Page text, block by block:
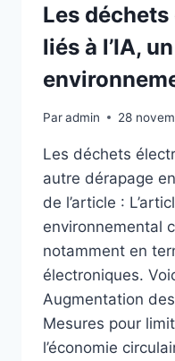
FACE
AUX
Les
liés à l’IA,
Paradmin 28
Les déchets
autre dérapage
de l’article :
environnemental
notamment en
électroniques.
Augmentation
Mesures pour
l’économie